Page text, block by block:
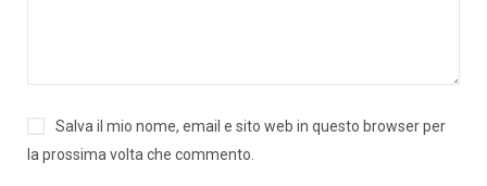
Salva il mio nome, email e sito web in questo browser per
la prossima volta che commento.